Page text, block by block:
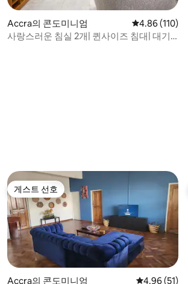
점 만점), 후기 29개
Accra의 콘도미니엄 평점 4.86점
4.86 (110)
사랑스러운 침실 2개| 퀸사이즈 침대| 대기
게스트 선호
게스트 선호
Accra의 콘도미니엄 평점 4.96점
4.96 (51)